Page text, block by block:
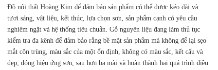
Đồ nội thất Hoàng Kim để đảm bảo sản phẩm có thể được kéo dài và
tươi sáng, vật liệu, kết thúc, lựa chọn sơn, sản phẩm cạnh có yêu cầu
nghiêm ngặt và hệ thống tiêu chuẩn. Gỗ nguyên liệu đang làm thủ tục
kiểm tra đa kênh để đảm bảo rằng bề mặt sản phẩm mà không để lại sẹo
mắt côn trùng, màu sắc của một ổn định, không có màu sắc, kết cấu và
đẹp; đóng hiệu ứng sơn, sau hơn ba mài và hoàn thành hai quá trình điều